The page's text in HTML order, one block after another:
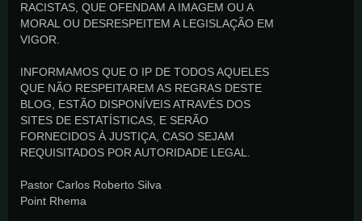
RACISTAS, QUE OFENDAM A IMAGEM OU A
MORAL OU DESRESPEITEM A LEGISLAÇÃO EM
VIGOR.
INFORMAMOS QUE O IP DE TODOS AQUELES
QUE NÃO RESPEITAREM AS REGRAS DESTE
BLOG, ESTÃO DISPONÍVEIS ATRAVÉS DOS
SITES DE ESTATÍSTICAS, E SERÃO
FORNECIDOS À JUSTIÇA, CASO SEJAM
REQUISITADOS POR AUTORIDADE LEGAL.
Pastor Carlos Roberto Silva
Point Rhema